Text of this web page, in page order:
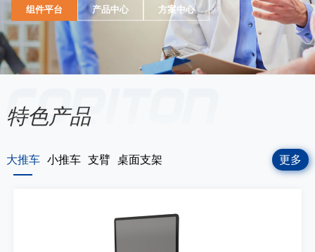
组件平台 产品中心 方案中心
特色产品
大推车 小推车 支臂 桌面支架 更多